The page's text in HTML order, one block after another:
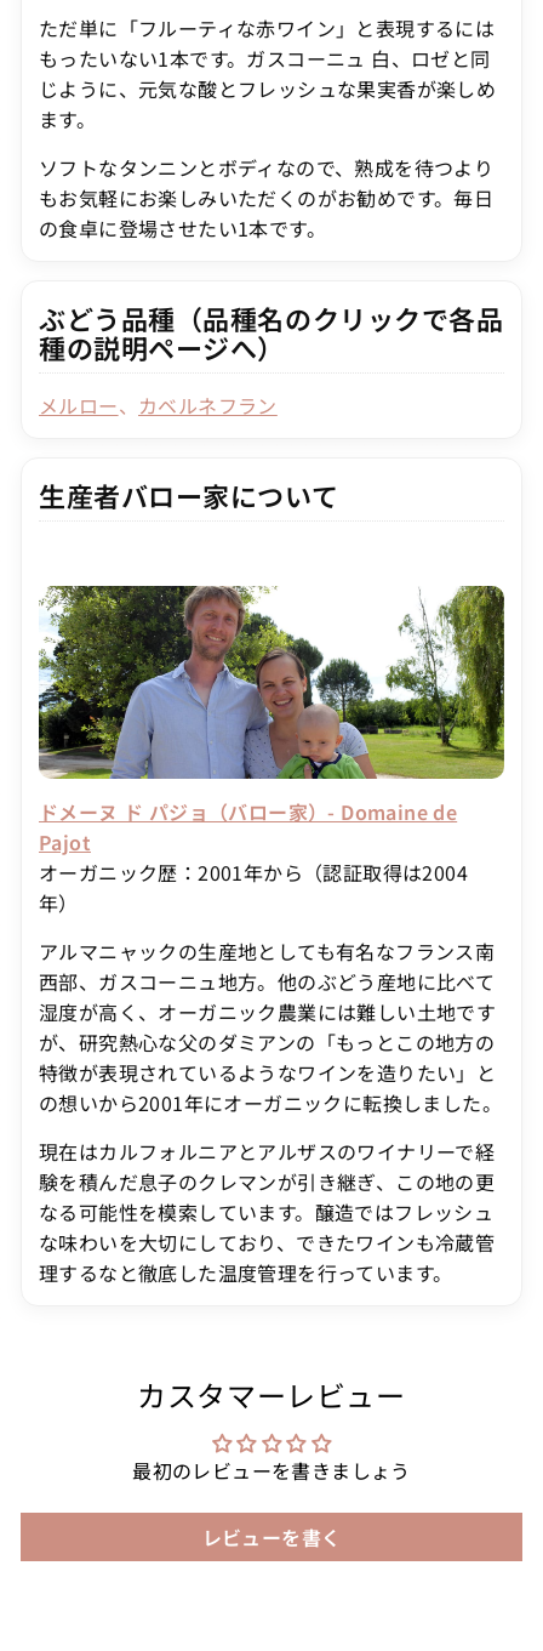
ただ単に「フルーティな赤ワイン」と表現するには
もったいない1本です。ガスコーニュ 白、ロゼと同
じように、元気な酸とフレッシュな果実香が楽しめ
ます。
ソフトなタンニンとボディなので、熟成を待つより
もお気軽にお楽しみいただくのがお勧めです。毎日
の食卓に登場させたい1本です。
ぶどう品種（品種名のクリックで各品
種の説明ページへ）
メルロー、 カベルネフラン
生産者バロー家について
ドメーヌ ド パジョ（バロー家）- Domaine de
Pajot
オーガニック歴：2001年から（認証取得は2004
年）
アルマニャックの生産地としても有名なフランス南
西部、ガスコーニュ地方。他のぶどう産地に比べて
湿度が高く、オーガニック農業には難しい土地です
が、研究熱心な父のダミアンの「もっとこの地方の
特徴が表現されているようなワインを造りたい」と
の想いから2001年にオーガニックに転換しました。
現在はカルフォルニアとアルザスのワイナリーで経
験を積んだ息子のクレマンが引き継ぎ、この地の更
なる可能性を模索しています。醸造ではフレッシュ
な味わいを大切にしており、できたワインも冷蔵管
理するなと徹底した温度管理を行っています。
カスタマーレビュー
最初のレビューを書きましょう
レビューを書く